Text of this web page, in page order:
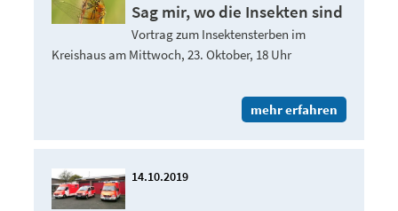
Sag mir, wo die Insekten sind
Vortrag zum Insektensterben im
Kreishaus am Mittwoch, 23. Oktober, 18 Uhr
mehr erfahren
14.10.2019